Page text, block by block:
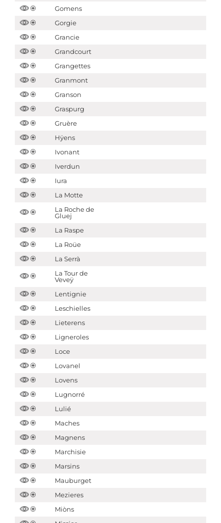
Gomens
Gorgie
Grancie
Grandcourt
Grangettes
Granmont
Granson
Graspurg
Gruère
Hÿens
Ivonant
Iverdun
Iura
La Motte
La Roche de
Gluej
La Raspe
La Roüe
La Serrà
La Tour de
Veveÿ
Lentignie
Leschielles
Lieterens
Ligneroles
Loce
Lovanel
Lovens
Lugnorré
Lulié
Maches
Magnens
Marchisie
Marsins
Mauburget
Mezieres
Miòns